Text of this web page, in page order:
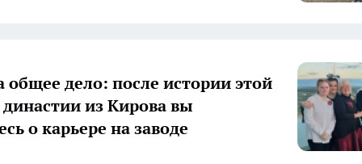
общее дело: после истории этой
из Кирова вы
о карьере на заводе